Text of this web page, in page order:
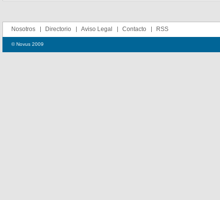
Nosotros Directorio Aviso Legal Contacto RSS
© Novus 2009